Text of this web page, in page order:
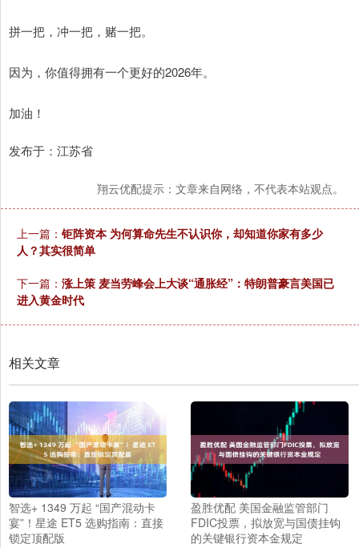
拼一把，冲一把，赌一把。
因为，你值得拥有一个更好的2026年。
加油！
发布于：江苏省
翔云优配提示：文章来自网络，不代表本站观点。
上一篇： 钜阵资本 为何算命先生不认识你，却知道你家有多少
人？其实很简单
下一篇： 涨上策 麦当劳峰会上大谈“通胀经”：特朗普豪言美国已
进入黄金时代
相关文章
智选+ 1349 万起 “国产混动卡
宴”！星途 ET5 选购指南：直接
锁定顶配版
盈胜优配 美国金融监管部门
FDIC投票，拟放宽与国债挂钩
的关键银行资本金规定